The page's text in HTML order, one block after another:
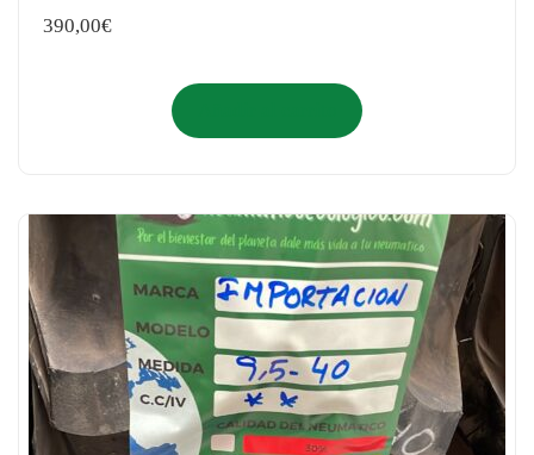
390,00€